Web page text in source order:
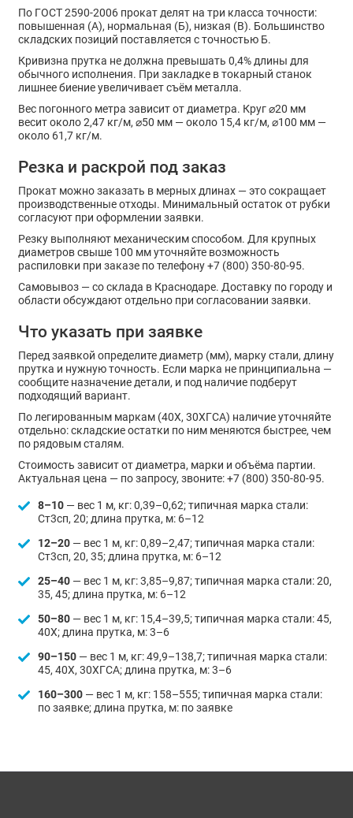
По ГОСТ 2590-2006 прокат делят на три класса точности:
повышенная (А), нормальная (Б), низкая (В). Большинство
складских позиций поставляется с точностью Б.
Кривизна прутка не должна превышать 0,4% длины для
обычного исполнения. При закладке в токарный станок
лишнее биение увеличивает съём металла.
Вес погонного метра зависит от диаметра. Круг ⌀20 мм
весит около 2,47 кг/м, ⌀50 мм — около 15,4 кг/м, ⌀100 мм —
около 61,7 кг/м.
Резка и раскрой под заказ
Прокат можно заказать в мерных длинах — это сокращает
производственные отходы. Минимальный остаток от рубки
согласуют при оформлении заявки.
Резку выполняют механическим способом. Для крупных
диаметров свыше 100 мм уточняйте возможность
распиловки при заказе по телефону +7 (800) 350-80-95.
Самовывоз — со склада в Краснодаре. Доставку по городу и
области обсуждают отдельно при согласовании заявки.
Что указать при заявке
Перед заявкой определите диаметр (мм), марку стали, длину
прутка и нужную точность. Если марка не принципиальна —
сообщите назначение детали, и под наличие подберут
подходящий вариант.
По легированным маркам (40Х, 30ХГСА) наличие уточняйте
отдельно: складские остатки по ним меняются быстрее, чем
по рядовым сталям.
Стоимость зависит от диаметра, марки и объёма партии.
Актуальная цена — по запросу, звоните: +7 (800) 350-80-95.
8–10— вес 1 м, кг: 0,39–0,62; типичная марка стали:
Ст3сп, 20; длина прутка, м: 6–12
12–20— вес 1 м, кг: 0,89–2,47; типичная марка стали:
Ст3сп, 20, 35; длина прутка, м: 6–12
25–40— вес 1 м, кг: 3,85–9,87; типичная марка стали: 20,
35, 45; длина прутка, м: 6–12
50–80— вес 1 м, кг: 15,4–39,5; типичная марка стали: 45,
40Х; длина прутка, м: 3–6
90–150— вес 1 м, кг: 49,9–138,7; типичная марка стали:
45, 40Х, 30ХГСА; длина прутка, м: 3–6
160–300— вес 1 м, кг: 158–555; типичная марка стали:
по заявке; длина прутка, м: по заявке